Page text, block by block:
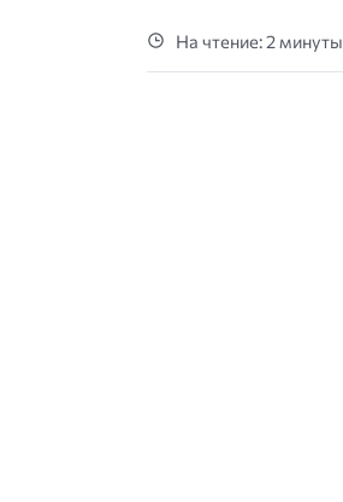
На чтение: 2 минуты